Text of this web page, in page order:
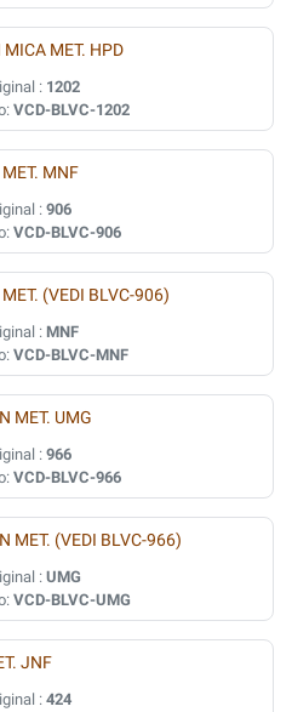
MICA MET. HPD
: 1202
VCD-BLVC-1202
MNF
: 906
VCD-BLVC-906
(VEDI BLVC-906)
: MNF
VCD-BLVC-MNF
MET. UMG
: 966
VCD-BLVC-966
MET. (VEDI BLVC-966)
: UMG
VCD-BLVC-UMG
JNF
: 424